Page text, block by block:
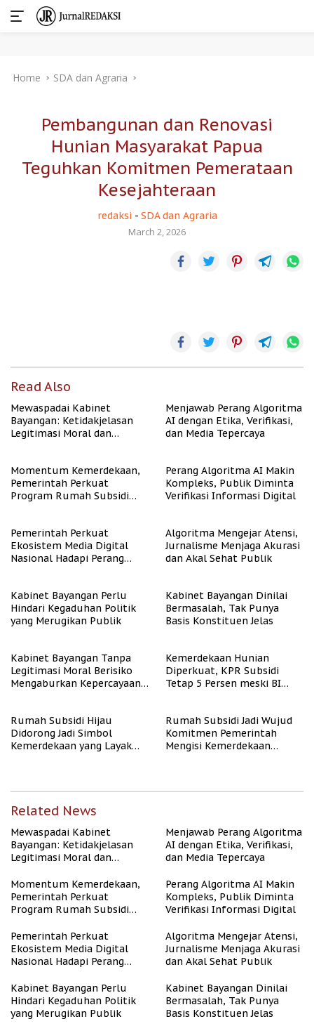
Home SDA dan Agraria
Pembangunan dan Renovasi
Hunian Masyarakat Papua
Teguhkan Komitmen Pemerataan
Kesejahteraan
redaksi - SDA dan Agraria
March 2, 2026
Read Also
Mewaspadai Kabinet
Bayangan: Ketidakjelasan
Legitimasi Moral dan
Menjawab Perang Algoritma
AI dengan Etika, Verifikasi,
dan Media Tepercaya
Momentum Kemerdekaan,
Pemerintah Perkuat
Program Rumah Subsidi
Perang Algoritma AI Makin
Kompleks, Publik Diminta
Verifikasi Informasi Digital
Pemerintah Perkuat
Ekosistem Media Digital
Nasional Hadapi Perang
Algoritma Mengejar Atensi,
Jurnalisme Menjaga Akurasi
dan Akal Sehat Publik
Kabinet Bayangan Perlu
Hindari Kegaduhan Politik
yang Merugikan Publik
Kabinet Bayangan Dinilai
Bermasalah, Tak Punya
Basis Konstituen Jelas
Kabinet Bayangan Tanpa
Legitimasi Moral Berisiko
Mengaburkan Kepercayaan
Kemerdekaan Hunian
Diperkuat, KPR Subsidi
Tetap 5 Persen meski BI
Rumah Subsidi Hijau
Didorong Jadi Simbol
Kemerdekaan yang Layak
Rumah Subsidi Jadi Wujud
Komitmen Pemerintah
Mengisi Kemerdekaan
Related News
Mewaspadai Kabinet
Bayangan: Ketidakjelasan
Legitimasi Moral dan
Menjawab Perang Algoritma
AI dengan Etika, Verifikasi,
dan Media Tepercaya
Momentum Kemerdekaan,
Pemerintah Perkuat
Program Rumah Subsidi
Berpenghasilan Rendah
Perang Algoritma AI Makin
Kompleks, Publik Diminta
Verifikasi Informasi Digital
Pemerintah Perkuat
Ekosistem Media Digital
Nasional Hadapi Perang
Algoritma Mengejar Atensi,
Jurnalisme Menjaga Akurasi
dan Akal Sehat Publik
Kabinet Bayangan Perlu
Hindari Kegaduhan Politik
yang Merugikan Publik
Kabinet Bayangan Dinilai
Bermasalah, Tak Punya
Basis Konstituen Jelas